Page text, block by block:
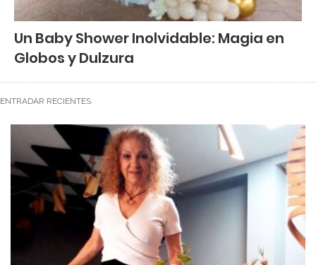
Un Baby Shower Inolvidable: Magia en
Globos y Dulzura
ENTRADAR RECIENTES